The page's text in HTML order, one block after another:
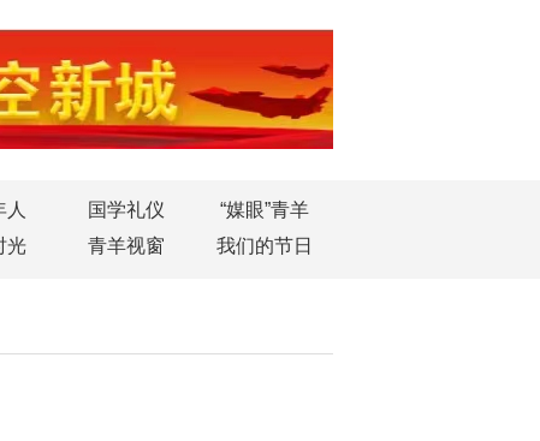
人 国学礼仪
“媒眼”青羊
光 青羊视窗 我们的节日